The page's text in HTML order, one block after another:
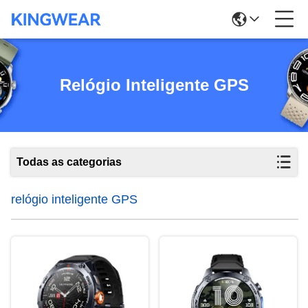
Relógio Inteligente GPS
Todas as categorias
relógio inteligente GPS